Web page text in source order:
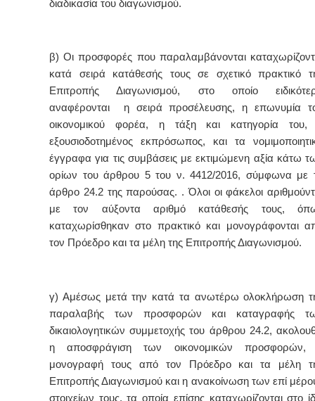
διαδικασία του διαγωνισμού.
β) Οι προσφορές που παραλαμβάνονται
κατά σειρά κατάθεσής τους σε σχετικό πρακτικό
Επιτροπής Διαγωνισμού, στο οποίο
αναφέρονται η σειρά προσέλευσης, η επωνυμία
οικονομικού φορέα, η τάξη και κατηγορία
εξουσιοδοτημένος εκπρόσωπος, και τα
έγγραφα για τις συμβάσεις με εκτιμώμενη αξία κάτω
ορίων του άρθρου 5 του ν. 4412/2016, σύμφωνα με
άρθρο 24.2 της παρούσας. . Όλοι οι φάκελοι
με τον αύξοντα αριθμό κατάθεσής τους,
καταχωρίσθηκαν στο πρακτικό και μονογράφονται
τον Πρόεδρο και τα μέλη της Επιτροπής Διαγωνισμού.
γ) Αμέσως μετά την κατά τα ανωτέρω ολοκλήρωση
παραλαβής των προσφορών και καταγραφής
δικαιολογητικών συμμετοχής του άρθρου 24.2,
η αποσφράγιση των οικονομικών προσφορών,
μονογραφή τους από τον Πρόεδρο και τα μέλη
Επιτροπής Διαγωνισμού και η ανακοίνωση των επί
στοιχείων τους, τα οποία επίσης καταχωρίζονται στο